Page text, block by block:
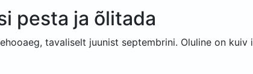
pesta ja õlitada
tavaliselt juunist septembrini. Oluline on kuiv